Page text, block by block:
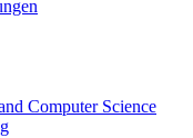
Computer Science